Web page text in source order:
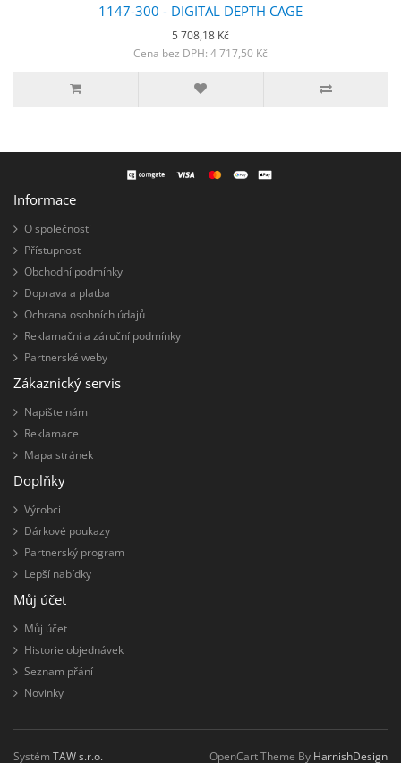
1147-300 - DIGITAL DEPTH CAGE
5 708,18 Kč
Cena bez DPH: 4 717,50 Kč
Informace
O společnosti
Přístupnost
Obchodní podmínky
Doprava a platba
Ochrana osobních údajů
Reklamační a záruční podmínky
Partnerské weby
Zákaznický servis
Napište nám
Reklamace
Mapa stránek
Doplňky
Výrobci
Dárkové poukazy
Partnerský program
Lepší nabídky
Můj účet
Můj účet
Historie objednávek
Seznam přání
Novinky
Systém TAW s.r.o. OpenCart Theme By HarnishDesign